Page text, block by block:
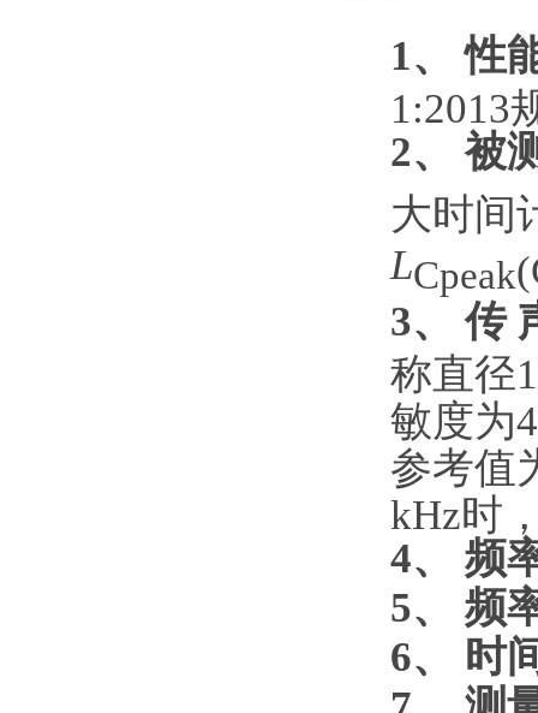
1、 性
1:2013
2、 被
大时间
LCpeak
3、 传
称直径
敏度为
参考值
kHz时
4、 频
5、 频
6、 时